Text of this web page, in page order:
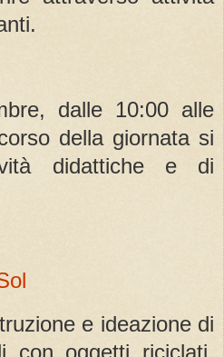
dalle 10:00 alle
della giornata si
didattiche e di
e ideazione di
con oggetti riciclati,